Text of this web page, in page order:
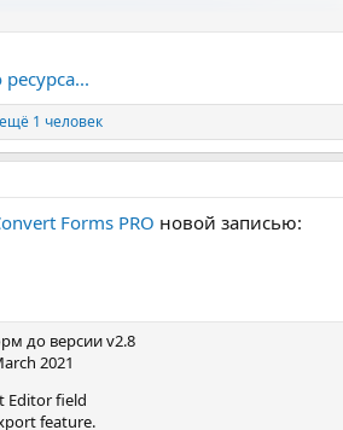
1 человек
Forms PRO новой записью:
до версии v2.8
2021
Editor field
feature.